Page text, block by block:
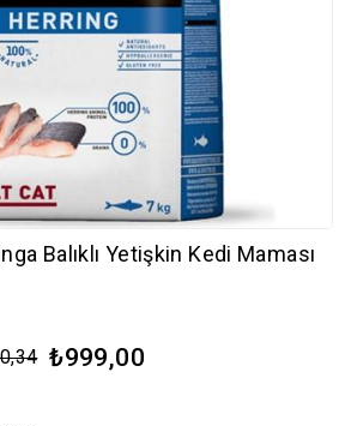
Balıklı Yetişkin Kedi Maması
₺999,00